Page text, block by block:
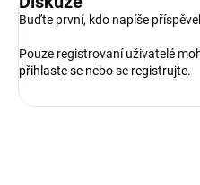
Buďte první, kdo napíše
Pouze registrovaní uživatelé
přihlaste se nebo se registrujte.